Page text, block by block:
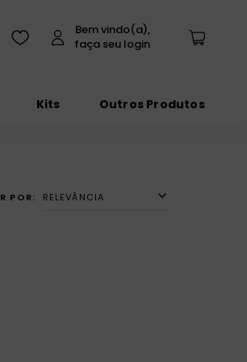
Kits Outros Produtos
RELEVÂNCIA